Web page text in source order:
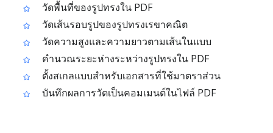
วัดพื้นที่ของรูปทรงใน PDF
วัดเส้นรอบรูปของรูปทรงเรขาคณิต
วัดความสูงและความยาวตามเส้นในแบบ
คำนวณระยะห่างระหว่างรูปทรงใน PDF
ตั้งสเกลแบบสำหรับเอกสารที่ใช้มาตราส่วน
บันทึกผลการวัดเป็นคอมเมนต์ในไฟล์ PDF